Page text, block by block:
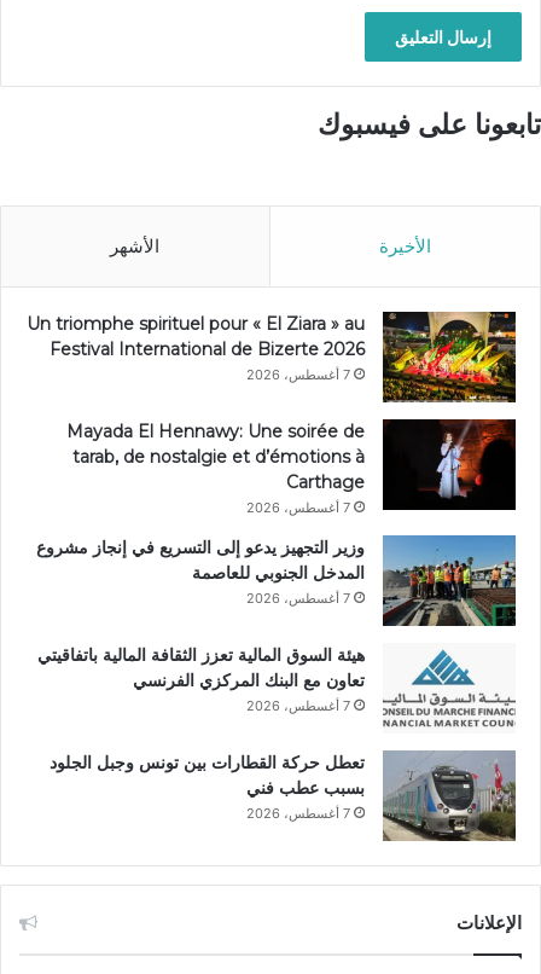
تابعونا على فيسبوك
الأخيرة الأشهر
Un triomphe spirituel pour « El Ziara » au
Festival International de Bizerte 2026
7 أغسطس، 2026
Mayada El Hennawy: Une soirée de
tarab, de nostalgie et d’émotions à
Carthage
7 أغسطس، 2026
وزير التجهيز يدعو إلى التسريع في إنجاز مشروع
المدخل الجنوبي للعاصمة
7 أغسطس، 2026
هيئة السوق المالية تعزز الثقافة المالية باتفاقيتي
تعاون مع البنك المركزي الفرنسي
7 أغسطس، 2026
تعطل حركة القطارات بين تونس وجبل الجلود
بسبب عطب فني
7 أغسطس، 2026
الإعلانات